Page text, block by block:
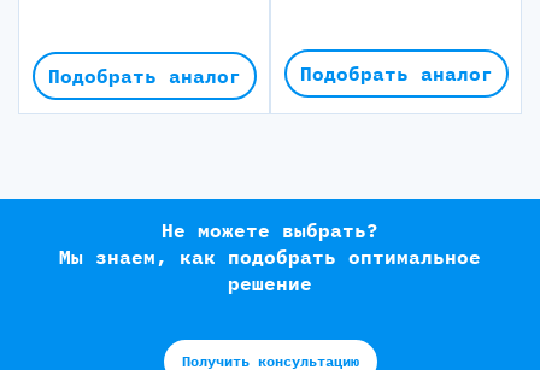
Подобрать аналог Подобрать аналог
Не можете выбрать?
Мы знаем, как подобрать оптимальное
решение
Получить консультацию